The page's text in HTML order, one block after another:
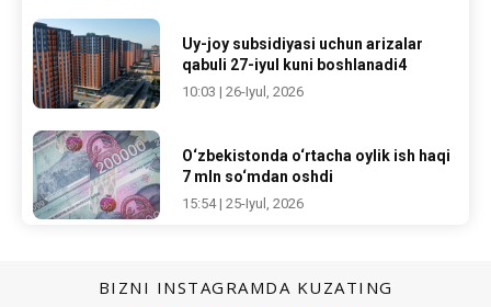
Uy-joy subsidiyasi uchun arizalar
qabuli 27-iyul kuni boshlanadi4
10:03 | 26-Iyul, 2026
O‘zbekistonda o‘rtacha oylik ish haqi
7 mln so‘mdan oshdi
15:54 | 25-Iyul, 2026
BIZNI INSTAGRAMDA KUZATING